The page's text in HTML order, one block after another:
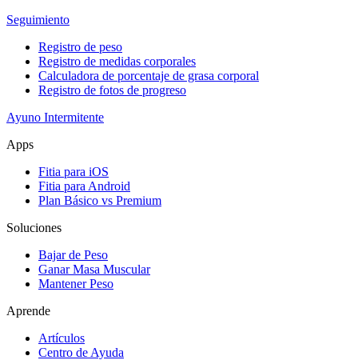
Seguimiento
Registro de peso
Registro de medidas corporales
Calculadora de porcentaje de grasa corporal
Registro de fotos de progreso
Ayuno Intermitente
Apps
Fitia para iOS
Fitia para Android
Plan Básico vs Premium
Soluciones
Bajar de Peso
Ganar Masa Muscular
Mantener Peso
Aprende
Artículos
Centro de Ayuda